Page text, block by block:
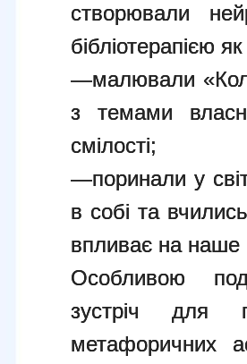
створювали
бібліотерапією
—малювали
з темами
смілості;
—поринали у
в собі та
впливає на наше
Особливою
зустріч для
метафоричних